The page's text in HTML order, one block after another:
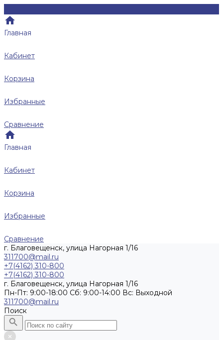
Главная
Кабинет
Корзина
Избранные
Сравнение
Главная
Кабинет
Корзина
Избранные
Сравнение
г. Благовещенск, улица Нагорная 1/16
311700@mail.ru
+7(4162) 310-800
+7(4162) 310-800
г. Благовещенск, улица Нагорная 1/16
Пн-Пт: 9:00-18:00 Cб: 9:00-14:00 Вс: Выходной
311700@mail.ru
Поиск